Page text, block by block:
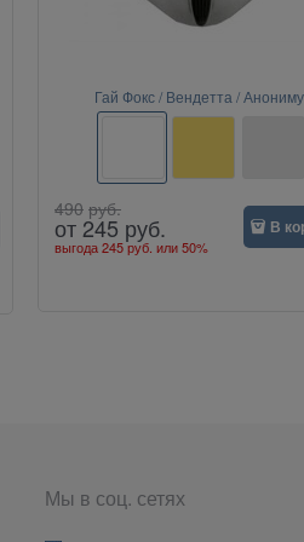
Гай Фокс / Вендетта /
490 руб.
от245 руб.
выгода245 руб. или50%
В
Мы в соц. сетях